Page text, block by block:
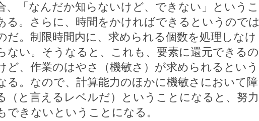
、「なんだか知らないけど、できない」というこ
る。さらに、時間をかければできるというのでは
だ。制限時間内に、求められる個数を処理しなけ
ない。そうなると、これも、要素に還元できるの
ど、作業のはやさ（機敏さ）が求められるという
る。なので、計算能力のほかに機敏さにおいて障
（と言えるレベルだ）ということになると、努力
できないということになる。